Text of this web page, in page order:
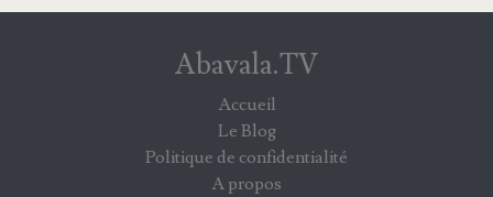
Abavala.TV
Accueil
Le Blog
Politique de confidentialité
A propos